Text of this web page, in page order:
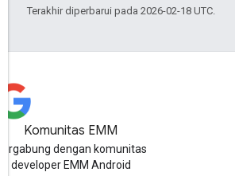
Terakhir diperbarui pada 2026-02-18 UTC.
Komunitas EMM
Bergabung dengan komunitas
developer EMM Android